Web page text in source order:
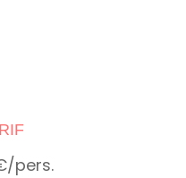
pers.